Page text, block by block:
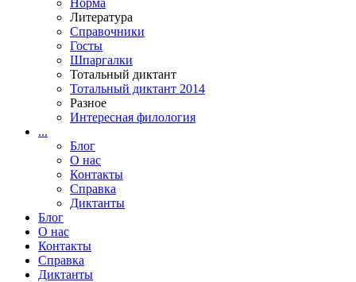
Норма
Литература
Справочники
Госты
Шпаргалки
Тотальный диктант
Тотальный диктант 2014
Разное
Интересная филология
...
Блог
О нас
Контакты
Справка
Диктанты
Блог
О нас
Контакты
Справка
Диктанты